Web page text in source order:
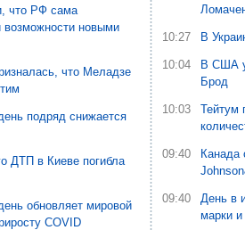
что РФ сама
возможности новыми
что Меладзе
подряд снижается
ДТП в Киеве погибла
обновляет мировой
COVID
10:27 В
10:04
В США
Брод
10:03
Тейтум
09:40
Канада
09:40
День в
марки и